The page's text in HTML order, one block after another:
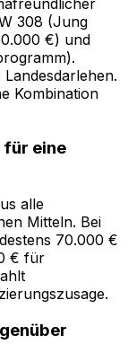
308 (Jung
€) und
Kombination
für eine
alle
Mitteln. Bei
70.000 €
€ für